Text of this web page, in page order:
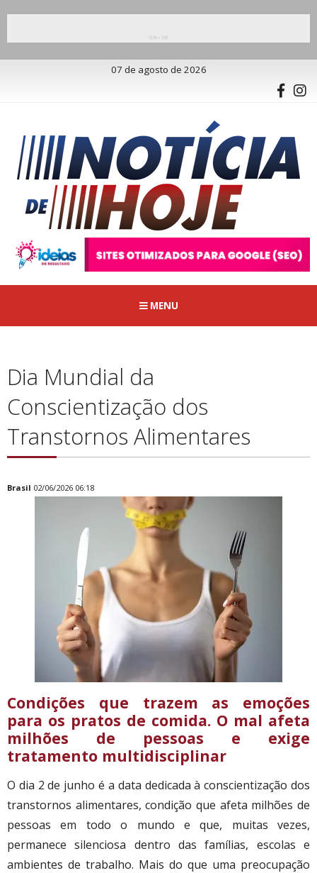
07 de agosto de 2026
MENU
Dia Mundial da
Conscientização dos
Transtornos Alimentares
Brasil 02/06/2026 06:18
Condições que trazem as emoções
para os pratos de comida. O mal afeta
milhões de pessoas e exige
tratamento multidisciplinar
O dia 2 de junho é a data dedicada à conscientização dos
transtornos alimentares, condição que afeta milhões de
pessoas em todo o mundo e que, muitas vezes,
permanece silenciosa dentro das famílias, escolas e
ambientes de trabalho. Mais do que uma preocupação